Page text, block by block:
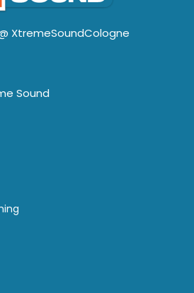
XtremeSoundCologne
Sound